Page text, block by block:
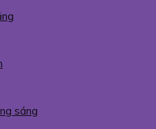
sáng